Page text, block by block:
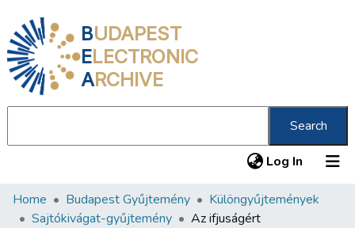
BUDAPEST
ELECTRONIC
ARCHIVE
Search
Log In (current)
Communities & Collections
Home Budapest Gyűjtemény
Különgyűjtemények
Sajtókivágat-gyűjtemény
Az ifjuságért